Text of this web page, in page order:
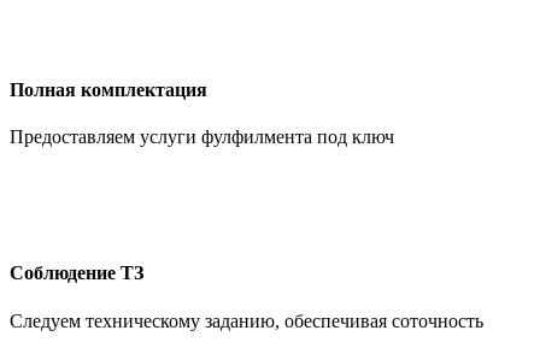
Полная комплектация
Предоставляем услуги фулфилмента под ключ
Соблюдение ТЗ
Следуем техническому заданию, обеспечивая соточность